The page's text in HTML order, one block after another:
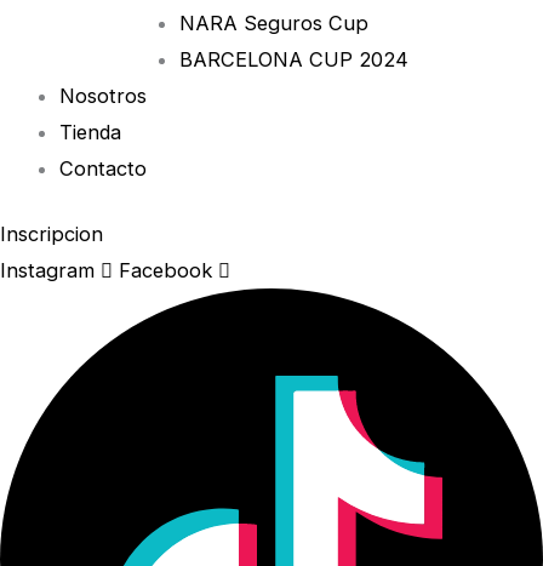
NARA Seguros Cup
BARCELONA CUP 2024
Nosotros
Tienda
Contacto
Inscripcion
Instagram
Facebook